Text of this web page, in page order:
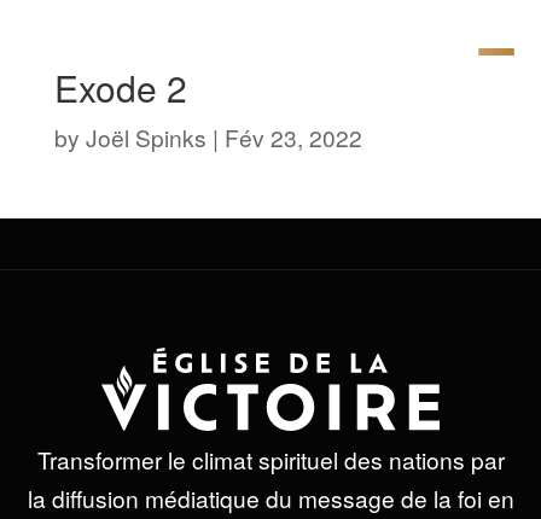
Exode 2
by Joël Spinks | Fév 23, 2022
Transformer le climat spirituel des nations par
la diffusion médiatique du message de la foi en